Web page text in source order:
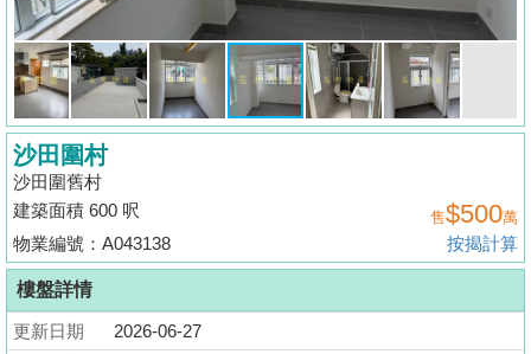
谷
按
揭
地
產
博
客
地
產
新
沙田圍村
沙田圍舊村
建築面積 600 呎
售$500萬
物業編號：A043138 按揭計算
樓盤詳情
更新日期
2026-06-27